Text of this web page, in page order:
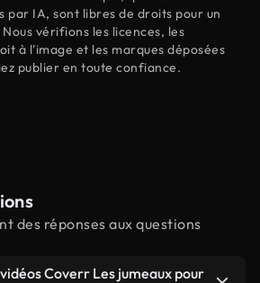
par IA, sont libres de droits pour un
vérifions les licences, les
à l'image et les marques déposées
publier en toute confiance.
des réponses aux questions
Coverr Les jumeaux pour